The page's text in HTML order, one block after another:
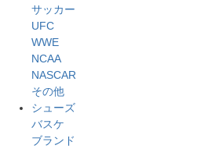
サッカー
UFC
WWE
NCAA
NASCAR
その他
シューズ
バスケ
ブランド